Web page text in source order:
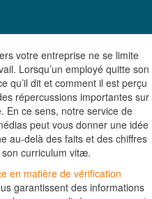
votre entreprise ne se limite
Lorsqu’un employé quitte son
qu’il dit et comment il est perçu
répercussions importantes sur
En ce sens, notre service de
peut vous donner une idée
au-delà des faits et des chiffres
curriculum vitæ.
en matière de vérification
garantissent des informations